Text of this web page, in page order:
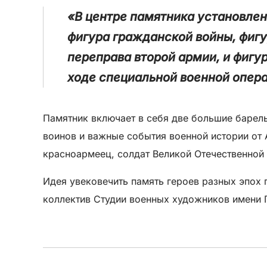
«В центре памятника
фигура гражданской войны,
переправа второй армии, и
ходе специальной военной
Памятник включает в себя две большие
воинов и важные события военной истории
красноармеец, солдат Великой
Идея увековечить память героев разных
коллектив Студии военных художников